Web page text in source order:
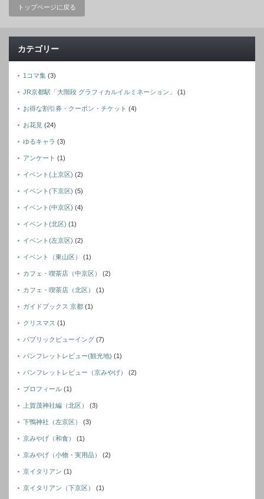
トップページに戻る
カテゴリー
1コマ集 (3)
JR京都駅「大階段 グラフィカルイルミネーション」 (1)
お得な割引券・クーポン・チケット (4)
お花見 (24)
ゆるキャラ (3)
アンケート (1)
イベント(上京区) (2)
イベント(下京区) (5)
イベント(中京区) (4)
イベント(北区) (1)
イベント(左京区) (2)
イベント（東山区） (1)
カフェ・喫茶店（中京区） (2)
カフェ・喫茶店（北区） (1)
ガイドブックス 京都 (1)
クリスマス (1)
パブリックビューイング (7)
パンフレットレビュー(観光地) (1)
パンフレットレビュー（京みやげ） (2)
プロフィール (1)
上賀茂神社編（北区） (3)
下鴨神社（左京区） (3)
京みやげ（和食） (1)
京みやげ（小物・実用品） (2)
京イタリアン (1)
京イタリアン（下京区） (1)